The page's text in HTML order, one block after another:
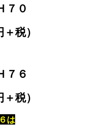
７０
税）
７６
税）
は